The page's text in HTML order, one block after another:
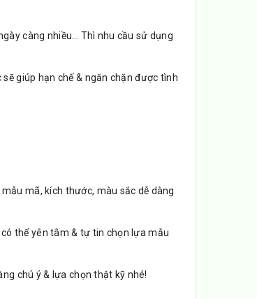
càng nhiều… Thì nhu cầu sử dụng
giúp hạn chế & ngăn chặn được tình
mã, kích thước, màu sắc dễ dàng
thể yên tâm & tự tin chọn lựa mẫu
chú ý & lựa chọn thật kỹ nhé!